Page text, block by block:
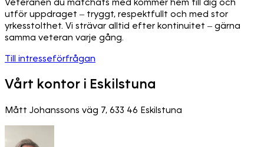
Veteranen du matchats med kommer hem till dig och
utför uppdraget – tryggt, respektfullt och med stor
yrkesstolthet. Vi strävar alltid efter kontinuitet – gärna
samma veteran varje gång.
Till intresseförfrågan
Vårt kontor i Eskilstuna
Mått Johanssons väg 7, 633 46 Eskilstuna